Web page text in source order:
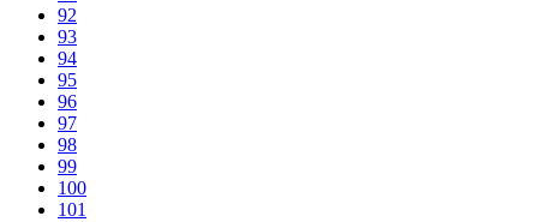
92
93
94
95
96
97
98
99
100
101